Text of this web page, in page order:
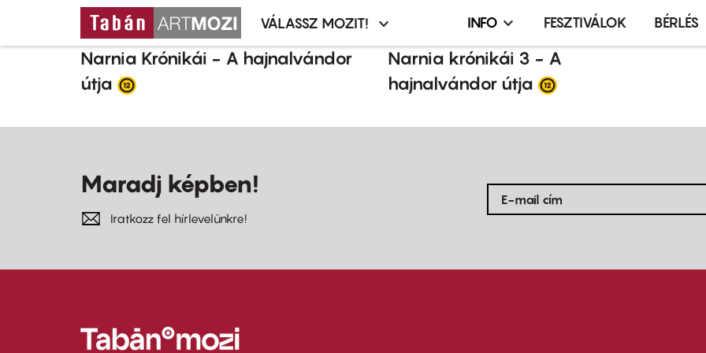
Moziválasztó
menü
VÁLASSZ MOZIT!
Infó,
esemény,
terembérlés
INFO FESZTIVÁLOK BÉRLÉS
Narnia Krónikái - A hajnalvándor
útja
Narnia krónikái 3 - A
hajnalvándor útja
Maradj képben!
Iratkozz fel hírlevelünkre!